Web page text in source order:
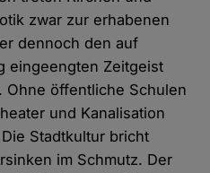
zwar zur erhabenen
dennoch den auf
eingeengten Zeitgeist
öffentliche Schulen
und Kanalisation
Stadtkultur bricht
im Schmutz. Der